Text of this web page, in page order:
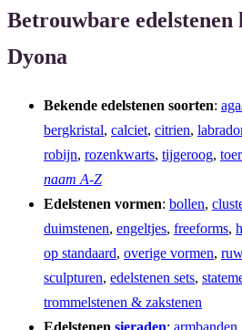
Betrouwbare
Dyona
Bekende edelstenen soorten:
bergkristal, calciet, citrien,
robijn, rozenkwarts, tijgeroog,
naam A-Z
Edelstenen vormen: bollen,
duimstenen, engeltjes, freeforms,
op standaard, overige vormen,
sculpturen, edelstenen sets,
trommelstenen & zakstenen